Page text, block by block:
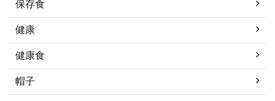
保存食
健康
健康食
帽子